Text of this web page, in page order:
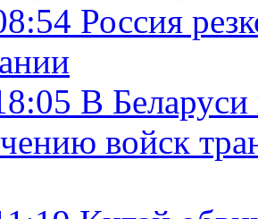
Россия
В
войск